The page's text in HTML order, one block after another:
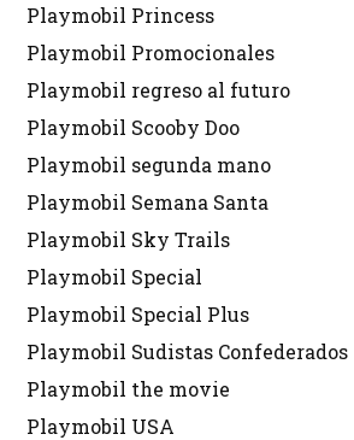
Playmobil Princess
Playmobil Promocionales
Playmobil regreso al futuro
Playmobil Scooby Doo
Playmobil segunda mano
Playmobil Semana Santa
Playmobil Sky Trails
Playmobil Special
Playmobil Special Plus
Playmobil Sudistas Confederados
Playmobil the movie
Playmobil USA